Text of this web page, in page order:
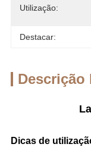
Utilização:
Destacar:
Descrição
Dicas de